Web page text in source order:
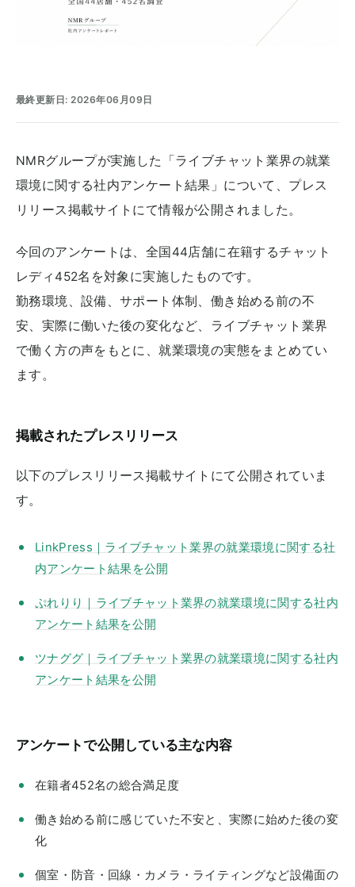
最終更新日: 2026年06月09日
NMRグループが実施した「ライブチャット業界の就業
環境に関する社内アンケート結果」について、プレス
リリース掲載サイトにて情報が公開されました。
今回のアンケートは、全国44店舗に在籍するチャット
レディ452名を対象に実施したものです。
勤務環境、設備、サポート体制、働き始める前の不
安、実際に働いた後の変化など、ライブチャット業界
で働く方の声をもとに、就業環境の実態をまとめてい
ます。
掲載されたプレスリリース
以下のプレスリリース掲載サイトにて公開されていま
す。
LinkPress｜ライブチャット業界の就業環境に関する社
内アンケート結果を公開
ぷれりり｜ライブチャット業界の就業環境に関する社内
アンケート結果を公開
ツナググ｜ライブチャット業界の就業環境に関する社内
アンケート結果を公開
アンケートで公開している主な内容
在籍者452名の総合満足度
働き始める前に感じていた不安と、実際に始めた後の変
化
個室・防音・回線・カメラ・ライティングなど設備面の